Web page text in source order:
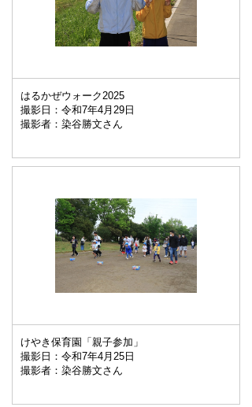
はるかぜウォーク2025
撮影日：令和7年4月29日
撮影者：染谷勝文さん
けやき保育園「親子参加」
撮影日：令和7年4月25日
撮影者：染谷勝文さん